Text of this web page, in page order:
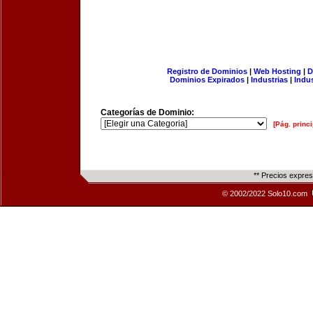
Registro de Dominios| Web Hosting |
Dominios Expirados | Industrias |
Categorías de Dominio:
[Pág.
** Precios
© 2002/2022 Solo10.com